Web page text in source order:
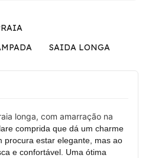
SAIDA LONGA
longa, com amarração na
comprida que dá um charme
procura estar elegante, mas ao
e confortável. Uma ótima